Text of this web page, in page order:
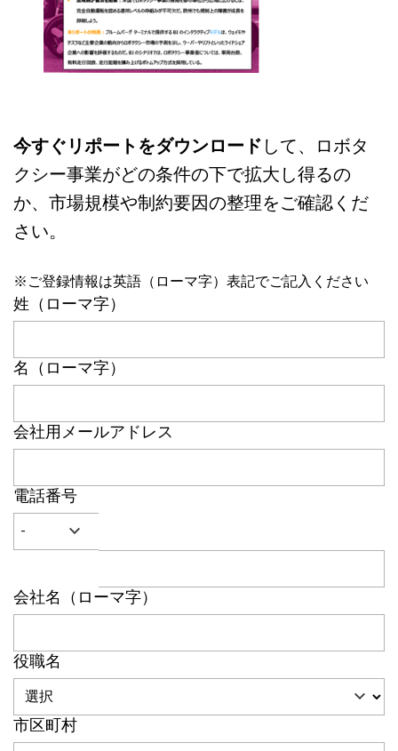
今すぐリポートをダウンロードして、ロボタ
クシー事業がどの条件の下で拡大し得るの
か、市場規模や制約要因の整理をご確認くだ
さい。
※ご登録情報は英語（ローマ字）表記でご記入ください
姓（ローマ字）
名（ローマ字）
会社用メールアドレス
電話番号
会社名（ローマ字）
役職名
市区町村